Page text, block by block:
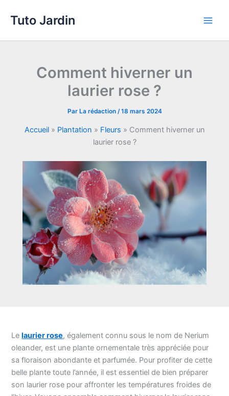
Tuto Jardin
Comment hiverner un
laurier rose ?
Par La rédaction /18 mars 2024
Accueil» Plantation » Fleurs » Comment hiverner un
laurier rose ?
Lelaurier rose, également connu sous le nom de Nerium
oleander, est une plante ornementale très appréciée pour
sa floraison abondante et parfumée. Pour profiter de cette
belle plante toute l’année, il est essentiel de bien préparer
son laurier rose pour affronter les températures froides de